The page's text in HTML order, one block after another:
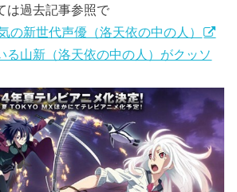
は過去記事参照で
の新世代声優（洛天依の中の人）
る山新（洛天依の中の人）がクッソ